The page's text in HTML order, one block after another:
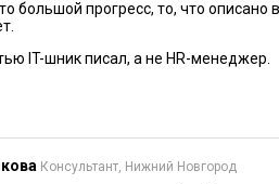
Успешный опыт будет
к новым форматам работы с
большой прогресс, то, что описано
IT-шник писал, а не HR-менеджер.
Консультант, Нижний Новгород